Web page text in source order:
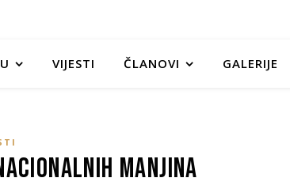
VIJESTI ČLANOVI GALERIJE
manjina